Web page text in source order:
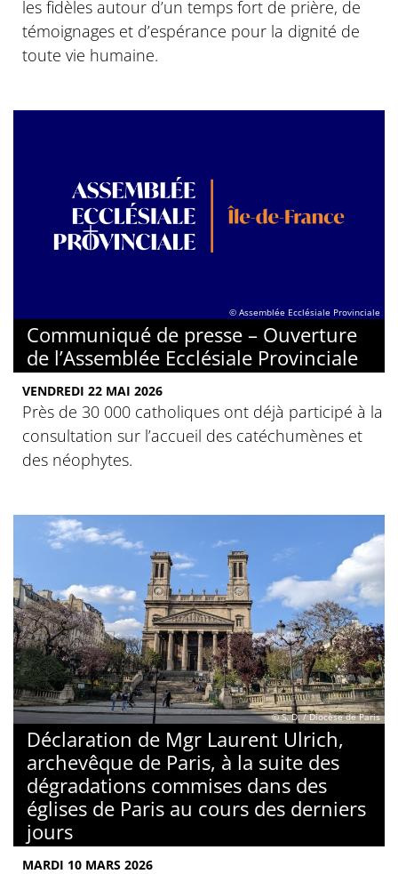
les fidèles autour d’un temps fort de prière, de
témoignages et d’espérance pour la dignité de
toute vie humaine.
© Assemblée Ecclésiale Provinciale
Communiqué de presse – Ouverture
de l’Assemblée Ecclésiale Provinciale
VENDREDI 22 MAI 2026
Près de 30 000 catholiques ont déjà participé à la
consultation sur l’accueil des catéchumènes et
des néophytes.
© S. D. / Diocèse de Paris
Déclaration de Mgr Laurent Ulrich,
archevêque de Paris, à la suite des
dégradations commises dans des
églises de Paris au cours des derniers
jours
MARDI 10 MARS 2026